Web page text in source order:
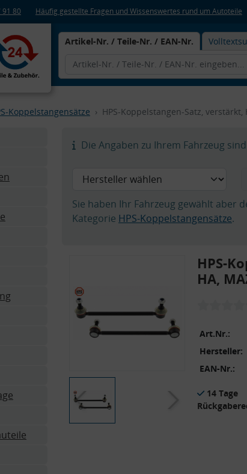
91 80 Häufig gestellte Fragen und Wissenswertes rund um Autoteile
Artikel-Nr. / Teile-Nr. / EAN-Nr.
Koppelstangensätze HPS-Koppelstangen-Satz, verstärkt,
Die Angaben zu Ihrem Fahrzeug
Sie haben Ihr Fahrzeug gewählt aber
Kategorie HPS-Koppelstangensätze.
HPS-
HA,
Art.Nr.:
Hersteller:
EAN-Nr.:
14 Tage